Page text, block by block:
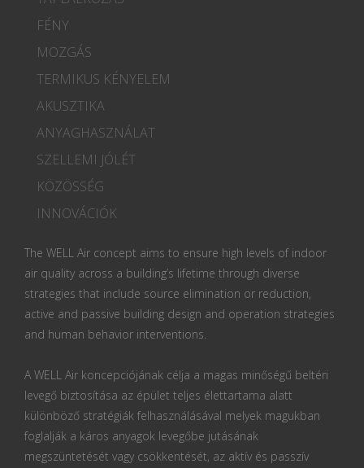
FÉNY
MOZGÁS
TERMIKUS KÉNYELEM
AKUSZTIKA
ANYAGHASZNÁLAT
SZELLEMI JÓLÉT
KÖZÖSSÉG
INNOVÁCIÓK
The WELL Air concept aims to ensure high levels of indoor
air quality across a building’s lifetime through diverse
strategies that include source elimination or reduction,
active and passive building design and operation strategies
and human behavior interventions.
A WELL Air koncepciójának célja a magas minőségű beltéri
levegő biztosítása az épület teljes élettartama alatt
különböző stratégiák felhasználásával melyek magukban
foglalják a káros anyagok levegőbe jutásának
megszüntetését vagy csökkentését, az aktív és passzív